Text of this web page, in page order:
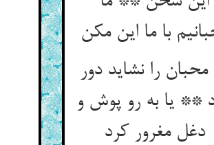
با ما این مکن‏
محبان را نشاید دور
** یا به رو پوش و
دغل مغرور کرد